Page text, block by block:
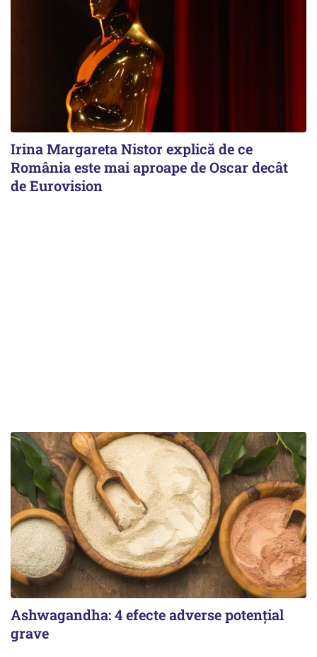
Irina Margareta Nistor explică de ce
România este mai aproape de Oscar decât
de Eurovision
Ashwagandha: 4 efecte adverse potențial
grave